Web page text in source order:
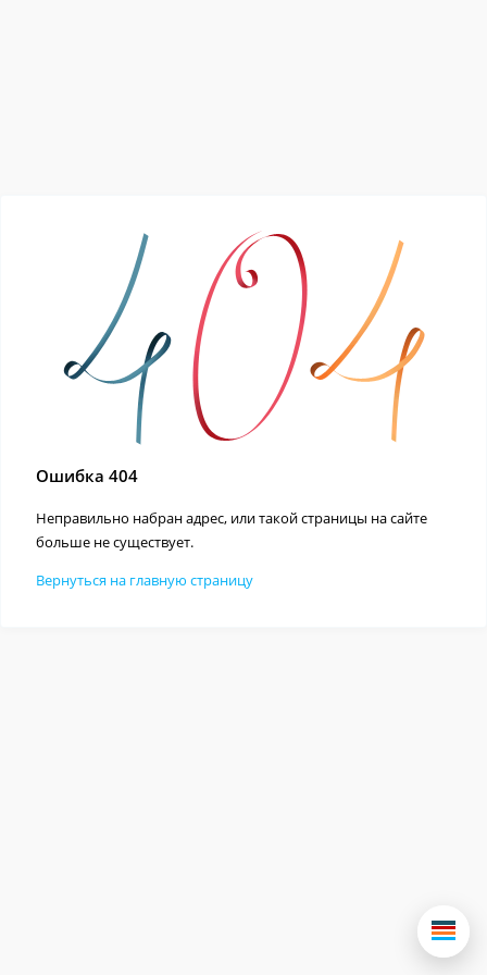
Ошибка 404
Неправильно набран адрес, или такой страницы на сайте
больше не существует.
Вернуться на главную страницу